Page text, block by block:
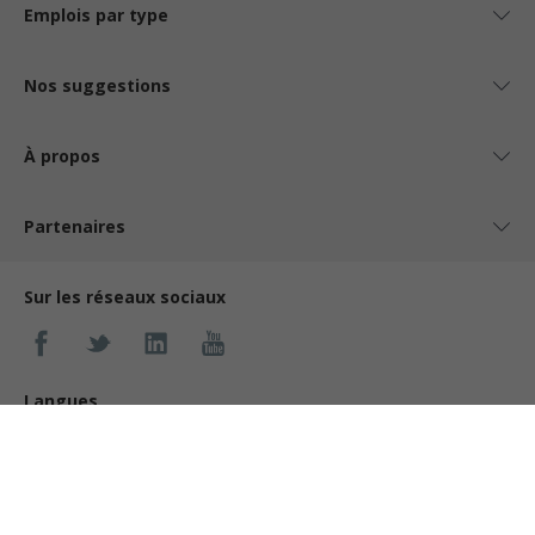
Emplois par type
Nos suggestions
À propos
Partenaires
Sur les réseaux sociaux
Langues